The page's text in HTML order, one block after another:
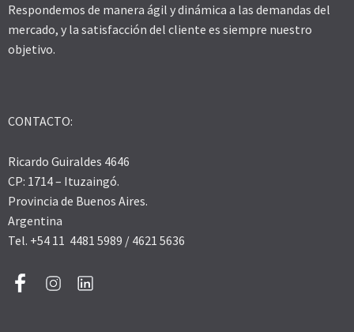
Respondemos de manera ágil y dinámica a las demandas del
mercado, y la satisfacción del cliente es siempre nuestro
objetivo.
CONTACTO:
Ricardo Guiraldes 4646
CP: 1714 – Ituzaingó.
Provincia de Buenos Aires.
Argentina
Tel. +54 11 4481 5989 / 4621 5636